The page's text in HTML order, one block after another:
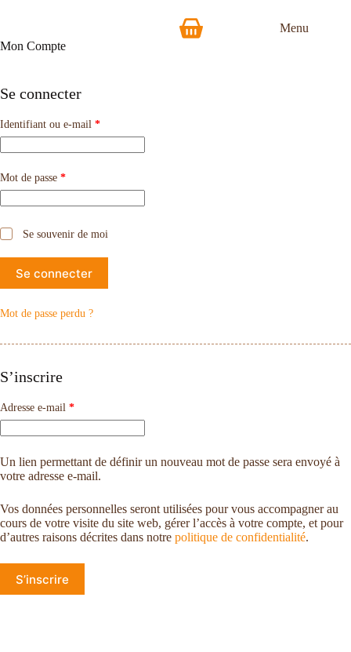
Menu
Mon Compte
Se connecter
Identifiant ou e-mail *
Mot de passe *
Se souvenir de moi
Se connecter
Mot de passe perdu ?
S’inscrire
Adresse e-mail *
Un lien permettant de définir un nouveau mot de passe sera envoyé à
votre adresse e-mail.
Vos données personnelles seront utilisées pour vous accompagner au
cours de votre visite du site web, gérer l’accès à votre compte, et pour
d’autres raisons décrites dans notre politique de confidentialité.
S’inscrire